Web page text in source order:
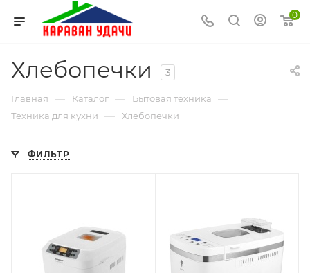
0
Хлебопечки 3
Главная — Каталог — Бытовая техника —
Техника для кухни — Хлебопечки
ФИЛЬТР